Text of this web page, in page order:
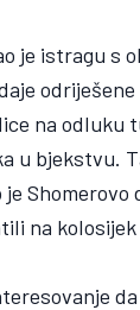
je istragu s
na odluku
u bjekstvu.
na